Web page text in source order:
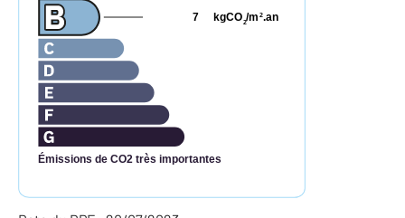
Émissions de CO2 très importantes
kgCO2/m 2.an
7